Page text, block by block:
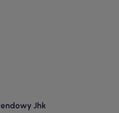
Jhk